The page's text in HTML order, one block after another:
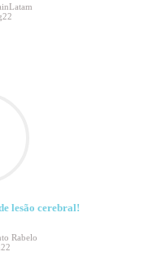
lesão cerebral!
Rabelo